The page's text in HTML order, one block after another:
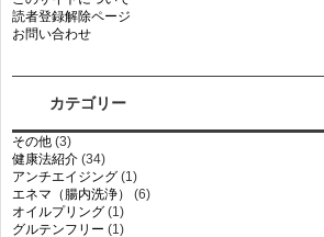
読者登録解除ページ
お問い合わせ
カテゴリー
その他 (3)
健康法紹介 (34)
アンチエイジング (1)
エネマ（腸内洗浄）
(6)
オイルプリング (1)
グルテンフリー (1)